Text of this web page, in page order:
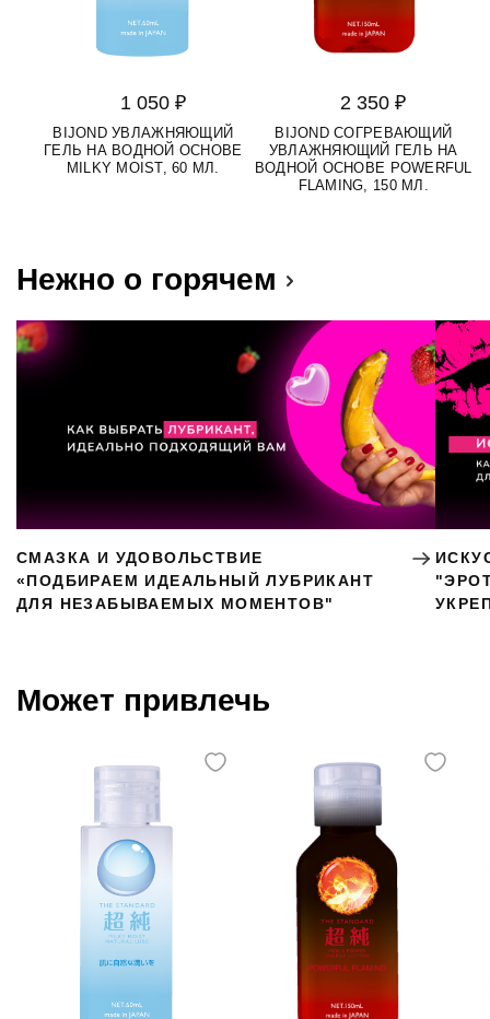
1 050 ₽
BIJOND УВЛАЖНЯЮЩИЙ
ГЕЛЬ НА ВОДНОЙ ОСНОВЕ
MILKY MOIST, 60 МЛ.
2 350 ₽
BIJOND СОГРЕВАЮЩИЙ
УВЛАЖНЯЮЩИЙ ГЕЛЬ НА
ВОДНОЙ ОСНОВЕ POWERFUL
FLAMING, 150 МЛ.
Нежно о горячем
СМАЗКА И УДОВОЛЬСТВИЕ
«ПОДБИРАЕМ ИДЕАЛЬНЫЙ ЛУБРИКАНТ
ДЛЯ НЕЗАБЫВАЕМЫХ МОМЕНТОВ"
Может привлечь